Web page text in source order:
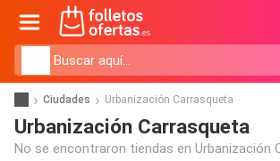
Ciudades Urbanización Carrasqueta
Urbanización Carrasqueta
No se encontraron tiendas en Urbanización